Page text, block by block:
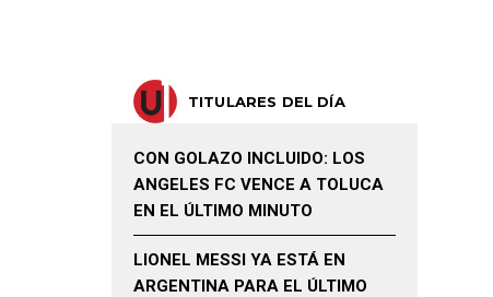
TITULARES DEL DÍA
CON GOLAZO INCLUIDO: LOS
ANGELES FC VENCE A TOLUCA
EN EL ÚLTIMO MINUTO
LIONEL MESSI YA ESTÁ EN
ARGENTINA PARA EL ÚLTIMO